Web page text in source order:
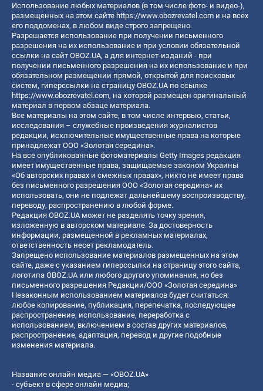
Использование любых материалов (в том числе фото- и видео-),
размещенных на этом сайте https://www.obozrevatel.com и на всех
его поддоменах, в любом виде строго запрещено.
Разрешается использование при получении письменного
разрешения на их использование и при условии обязательной
ссылки на сайт OBOZ.UA, а для интернет-изданий - при
получении письменного разрешения на их использование и при
обязательном размещении прямой, открытой для поисковых
систем, гиперссылки на страницу OBOZ.UA по ссылке
https://www.obozrevatel.com, на которой размещен оригинальный
материал в первом абзаце материала.
Все материалы на этом сайте, в том числе интервью, статьи,
исследования – служебные произведения журналистов
редакции, исключительные имущественные права на которые
принадлежат ООО «Золотая середина».
На все опубликованные фотоматериалы Getty Images редакция
имеет имущественные права, защищаемые законом Украины
«Об авторских правах и смежных правах», никто не имеет права
без письменного разрешения ООО «Золотая середина» их
использовать, они не подлежат дальнейшему воспроизводству,
переводу, распространению в любой форме.
Редакция OBOZ.UA может не разделять точку зрения,
изложенную в авторском материале. За достоверность
информации, размещенной в рекламных материалах,
ответственность несет рекламодатель.
Запрещено использование материалов размещенных на этом
сайте, даже с указанием гиперссылки на страницу этого сайта,
логотипа OBOZ.UA или любого другого упоминания, но без
письменного разрешения Редакции/ООО «Золотая середина»
Незаконным использованием материалов будет считаться:
любое копирование, публикация, перепечатка, последующее
распространение, использование, переработка с
использованием, включением в состав других материалов,
распространение, адаптация, перевод и другие подобные
изменения материала.
Название онлайн медиа — «OBOZ.UA»
- субъект в сфере онлайн медиа;